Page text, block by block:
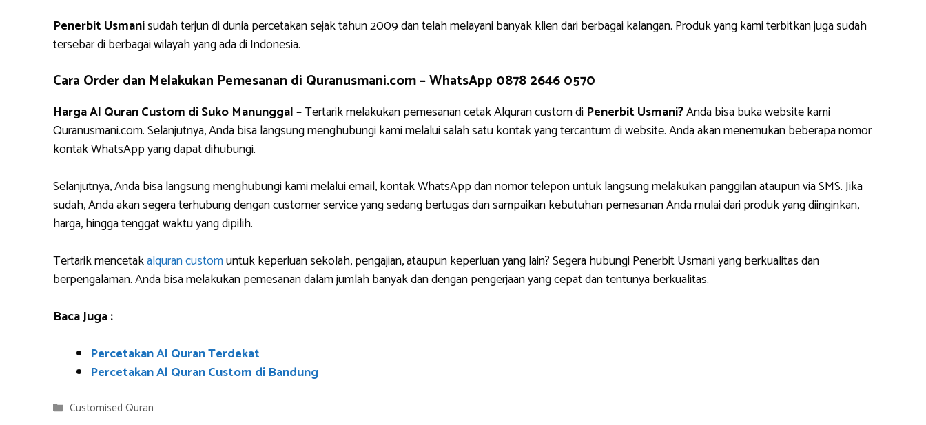
Penerbit Usmanisudah terjun di dunia percetakan sejak tahun 2009 dan telah melayani banyak klien dari berbagai kalangan. Produk yang kami terbitkan juga sudah
tersebar di berbagai wilayah yang ada di Indonesia.
Cara Order dan Melakukan Pemesanan di Quranusmani.com –WhatsApp 0878 2646 0570
Harga Al Quran Custom di Suko Manunggal –Tertarik melakukan pemesanan cetak Alquran custom di Penerbit Usmani?Anda bisa buka website kami
Quranusmani.com. Selanjutnya, Anda bisa langsung menghubungi kami melalui salah satu kontak yang tercantum di website. Anda akan menemukan beberapa nomor
kontak WhatsApp yang dapat dihubungi.
Selanjutnya, Anda bisa langsung menghubungi kami melalui email, kontak WhatsApp dan nomor telepon untuk langsung melakukan panggilan ataupun via SMS. Jika
sudah, Anda akan segera terhubung dengan customer service yang sedang bertugas dan sampaikan kebutuhan pemesanan Anda mulai dari produk yang diinginkan,
harga, hingga tenggat waktu yang dipilih.
Tertarik mencetakalquran customuntuk keperluan sekolah, pengajian, ataupun keperluan yang lain? Segera hubungi Penerbit Usmani yang berkualitas dan
berpengalaman. Anda bisa melakukan pemesanan dalam jumlah banyak dan dengan pengerjaan yang cepat dan tentunya berkualitas.
Baca Juga :
Percetakan Al Quran Terdekat
Percetakan Al Quran Custom di Bandung
Categories
Customised Quran